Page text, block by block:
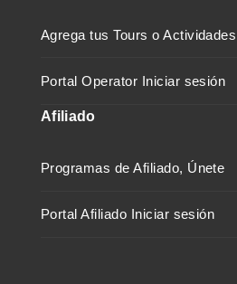
Agrega tus Tours o Actividades
Portal Operator Iniciar sesión
Afiliado
Programas de Afiliado, Únete
Portal Afiliado Iniciar sesión